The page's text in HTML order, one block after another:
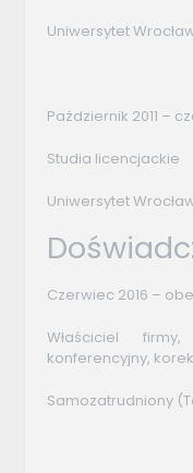
Uniwersytet
Październik 2011 –
Studia licencjackie
Uniwersytet
Czerwiec 2016 –
Właściciel
konferencyjny,
Samozatrudniony